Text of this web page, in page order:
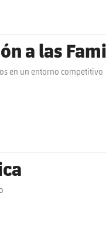
a las
en un entorno competitivo